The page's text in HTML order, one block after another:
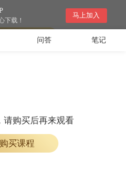
下载！
马上加入
买后即可解锁观看
问答 笔记
请购买后再来观看
购买课程